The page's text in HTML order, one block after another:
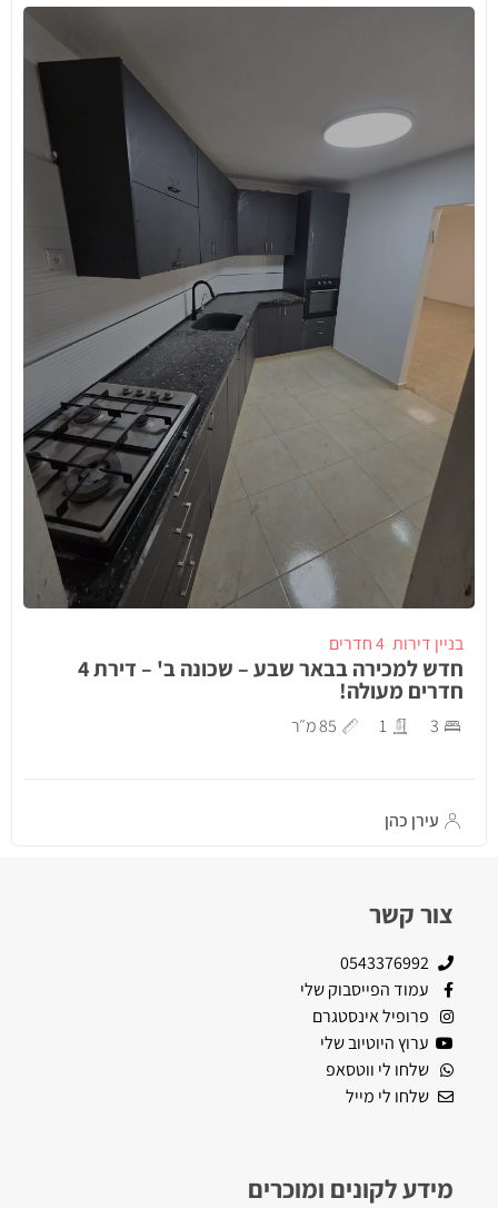
בניין דירות 4 חדרים
חדש למכירה בבאר שבע – שכונה ב' – דירת 4
חדרים מעולה!
3
1 85 מ״ר
עירן כהן
צור קשר
0543376992
עמוד הפייסבוק שלי
פרופיל אינסטגרם
ערוץ היוטיוב שלי
שלחו לי ווטסאפ
שלחו לי מייל
מידע לקונים ומוכרים